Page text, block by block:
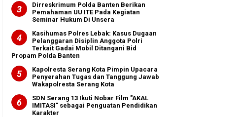
Dirreskrimum Polda Banten Berikan
Pemahaman UU ITE Pada Kegiatan
Seminar Hukum Di Unsera
Kasihumas Polres Lebak: Kasus Dugaan
Pelanggaran Disiplin Anggota Polri
Terkait Gadai Mobil Ditangani Bid
Propam Polda Banten
Kapolresta Serang Kota Pimpin Upacara
Penyerahan Tugas dan Tanggung Jawab
Wakapolresta Serang Kota
SDN Serang 13 Ikuti Nobar Film "AKAL
IMITASI" sebagai Penguatan Pendidikan
Karakter